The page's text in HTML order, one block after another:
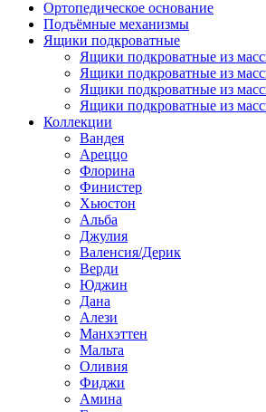
Ортопедическое основание
Подъёмные механизмы
Ящики подкроватные
Ящики подкроватные из
Ящики подкроватные из
Ящики подкроватные из
Ящики подкроватные из
Коллекции
Вандея
Ареццо
Флорина
Финистер
Хьюстон
Альба
Джулия
Валенсия/Дерик
Верди
Юджин
Дана
Алези
Манхэттен
Мальта
Оливия
Фиджи
Амина